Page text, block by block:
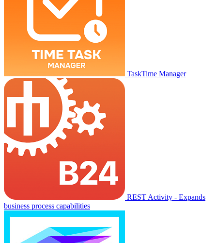
TaskTime Manager
REST Activity - Expands
business process capabilities